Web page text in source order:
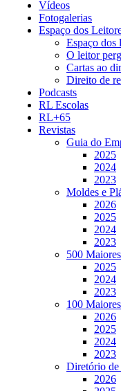
Vídeos
Fotogalerias
Espaço dos
Espaço dos
O leitor
Cartas ao
Direito de
Podcasts
RL Escolas
RL+65
Revistas
Guia do
2025
2024
2023
Moldes e
2026
2025
2024
2023
500
2025
2024
2023
100
2026
2025
2024
2023
Diretório de
2026